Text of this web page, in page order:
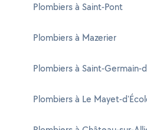
Plombiers à Saint-Pont
Plombiers à Mazerier
Plombiers à Saint-Germain-
Plombiers à Le Mayet-